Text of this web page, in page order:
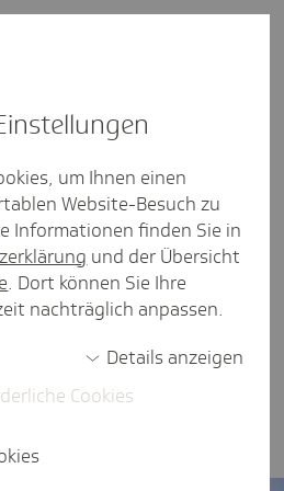
seelische Wohlbefinden von
der Eltern als Experten
Gesund lebenum Ihnen einen
Website-Besuch zu
Informationen finden Sie in
und der Übersicht
. Dort können Sie Ihre
nachträglich anpassen.
Details anzeigen
Cookies